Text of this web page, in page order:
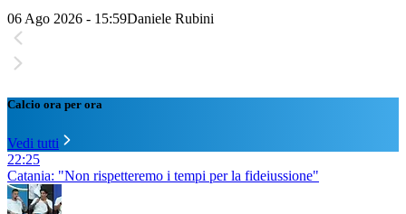
06 Ago 2026 - 15:59Daniele Rubini
Calcio ora per ora
Vedi tutti
22:25
Catania: "Non rispetteremo i tempi per la fideiussione"